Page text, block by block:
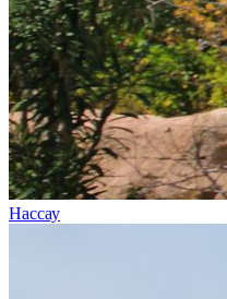
Нассау